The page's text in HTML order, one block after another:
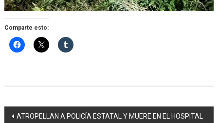
Comparte esto:
Navegación
ATROPELLAN A POLICÍA ESTATAL Y MUERE EN EL HOSPITAL